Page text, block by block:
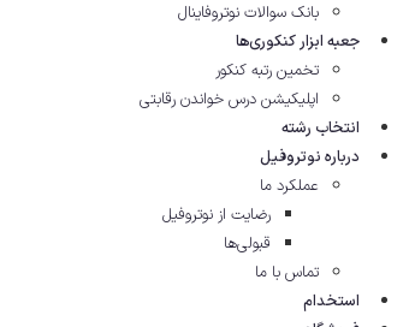
بانک سوالات نوتروفاینال
جعبه ابزار کنکوری‌ها
تخمین رتبه کنکور
اپلیکیشن درس خواندن رقابتی
انتخاب رشته
درباره نوتروفیل
عملکرد ما
رضایت از نوتروفیل
قبولی‌ها
تماس با ما
استخدام